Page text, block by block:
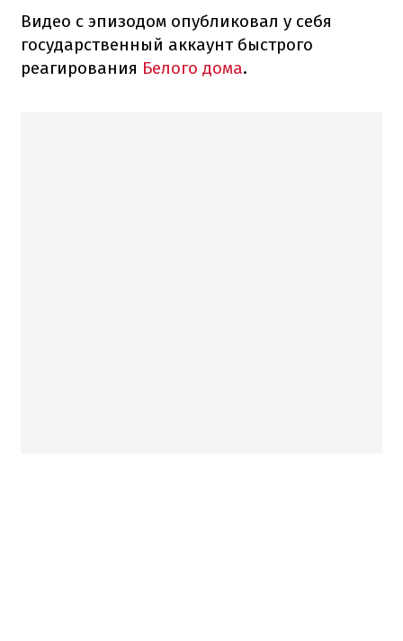
Видео с эпизодом опубликовал у себя
государственный аккаунт быстрого
реагирования Белого дома.